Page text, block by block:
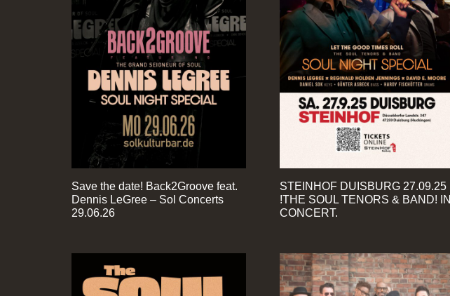
Save the date! Back2Groove feat.
Dennis LeGree – Sol Concerts
29.06.26
STEINHOF DUISBURG 27.09.25
!THE SOUL TENORS & BAND! IN
CONCERT.